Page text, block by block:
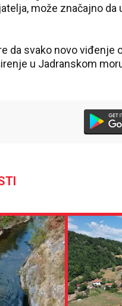
može značajno da
da svako novo viđenje
u Jadranskom